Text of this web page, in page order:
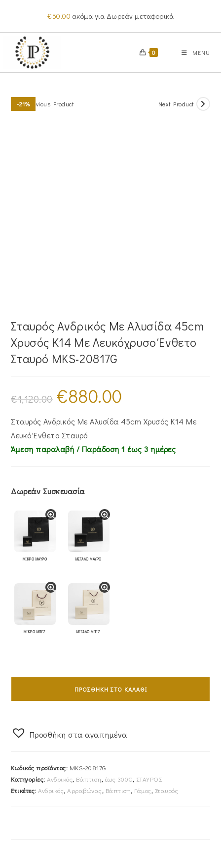
content
€50.00 ακόμα για Δωρεάν μεταφορικά
0 MENU
-21%Previous Product Next Product
Σταυρός Ανδρικός Με Αλυσίδα 45cm
Χρυσός Κ14 Με Λευκόχρυσο Ένθετο
Σταυρό MKS-20817G
€1,120.00
Original
price
was:
€880.00
€880.00.
Σταυρός Ανδρικός Με Αλυσίδα 45cm Χρυσός Κ14 Με
Λευκό Ένθετο Σταυρό
Άμεση παραλαβή / Παράδoση 1 έως 3 ημέρες
Δωρεάν Συσκευασία
ΜΙΚΡΟ ΜΑΥΡΟ ΜΕΓΑΛΟ ΜΑΥΡΟ
ΜΙΚΡΟ ΜΠΕΖ ΜΕΓΑΛΟ ΜΠΕΖ
Σταυρός
Με
Χρυσός
Λευκόχρυσο
Ένθετο
ΠΡΟΣΘΉΚΗ ΣΤΟ ΚΑΛΆΘΙ
Προσθήκη στα αγαπημένα
Κωδικός προϊόντος: MKS-20817G
Κατηγορίες: Ανδρικός, Βάπτιση, έως 300€, ΣΤΑΥΡΟΣ
Ετικέτες: Ανδρικός, Αρραβώνας, Βάπτιση, Γάμος, Σταυρός